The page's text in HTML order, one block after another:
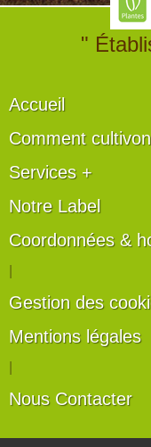
"
Accueil
Comment
Services +
Notre Label
Coordonnées &
Gestion des
Mentions légales
Nous Contacter